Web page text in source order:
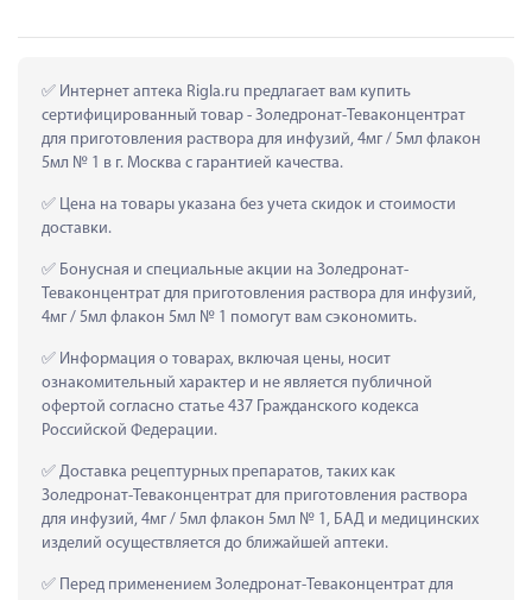
Интернет аптека Rigla.ru предлагает вам купить
сертифицированный товар - Золедронат-Теваконцентрат
для приготовления раствора для инфузий, 4мг / 5мл флакон
5мл № 1 в г. Москва с гарантией качества.
Цена на товары указана без учета скидок и стоимости
доставки.
Бонусная и специальные акции на Золедронат-
Теваконцентрат для приготовления раствора для инфузий,
4мг / 5мл флакон 5мл № 1 помогут вам сэкономить.
Информация о товарах, включая цены, носит
ознакомительный характер и не является публичной
офертой согласно статье 437 Гражданского кодекса
Российской Федерации.
Доставка рецептурных препаратов, таких как
Золедронат-Теваконцентрат для приготовления раствора
для инфузий, 4мг / 5мл флакон 5мл № 1, БАД и медицинских
изделий осуществляется до ближайшей аптеки.
Перед применением Золедронат-Теваконцентрат для